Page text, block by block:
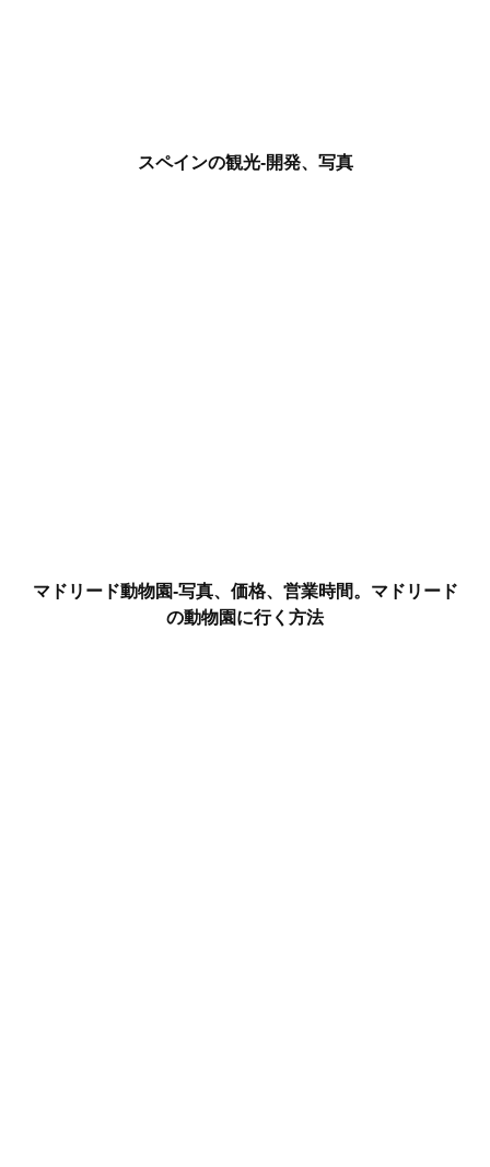
スペインの観光-開発、写真
マドリード動物園-写真、価格、営業時間。マドリード
の動物園に行く方法